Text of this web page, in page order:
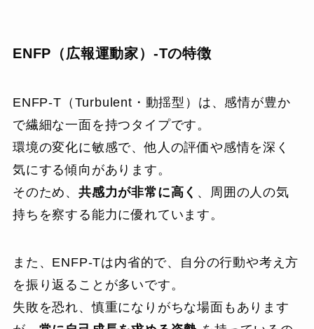
ENFP（広報運動家）-Tの特徴
ENFP-T（Turbulent・動揺型）は、感情が豊か
で繊細な一面を持つタイプです。
環境の変化に敏感で、他人の評価や感情を深く
気にする傾向があります。
そのため、 共感力が非常に高く 、周囲の人の気
持ちを察する能力に優れています。
また、ENFP-Tは内省的で、自分の行動や考え方
を振り返ることが多いです。
失敗を恐れ、慎重になりがちな場面もあります